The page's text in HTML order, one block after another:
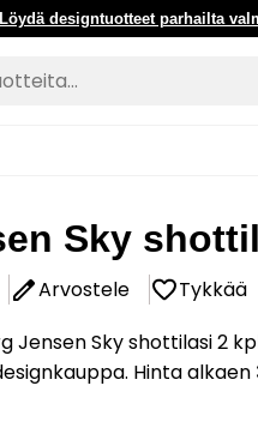
Löydä designtuotteet parhailta
Sky
Arvostele
Tykkää
Jensen Sky shottilasi 2
Hinta alkaen